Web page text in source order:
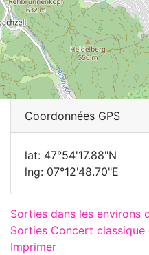
Coordonnées GPS
lat: 47°54'17.88"N
lng: 07°12'48.70"E
Sorties dans les environs
Sorties Concert classique
Imprimer